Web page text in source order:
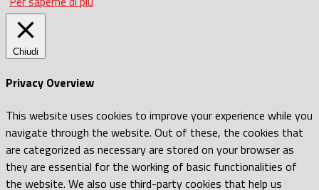
Chiudi
Privacy Overview
This website uses cookies to improve your experience while you
navigate through the website. Out of these, the cookies that
are categorized as necessary are stored on your browser as
they are essential for the working of basic functionalities of
the website. We also use third-party cookies that help us